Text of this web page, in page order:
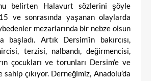
belirten Halavurt sözlerini şöyle
ve sonrasında yaşanan olaylarda
mezarlarında bir nebze olsun
başladı. Artık Dersim’in bakırcısı,
terzisi, nalbandı, değirmencisi,
çocukları ve torunları Dersim’e ve
çıkıyor. Derneğimiz, Anadolu’da